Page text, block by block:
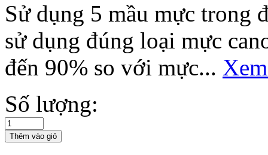
Sử dụng 5 mầu mực trong
sử dụng đúng loại mực
đến 90% so với mực...
Số lượng: